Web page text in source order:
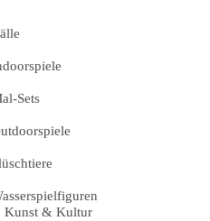
Sets
Kunst & Kultur